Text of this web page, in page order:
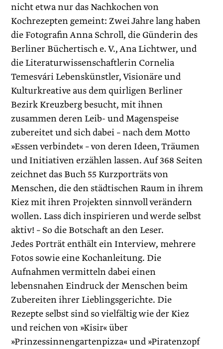
nicht etwa nur das Nachkochen von
Kochrezepten gemeint: Zwei Jahre lang haben
die Fotografin Anna Schroll, die Günderin des
Berliner Büchertisch e. V., Ana Lichtwer, und
die Literaturwissenschaftlerin Cornelia
Temesvári Lebenskünstler, Visionäre und
Kulturkreative aus dem quirligen Berliner
Bezirk Kreuzberg besucht, mit ihnen
zusammen deren Leib- und Magenspeise
zubereitet und sich dabei – nach dem Motto
»Essen verbindet« – von deren Ideen, Träumen
und Initiativen erzählen lassen. Auf 368 Seiten
zeichnet das Buch 55 Kurzporträts von
Menschen, die den städtischen Raum in ihrem
Kiez mit ihren Projekten sinnvoll verändern
wollen. Lass dich inspirieren und werde selbst
aktiv! – So die Botschaft an den Leser.
Jedes Porträt enthält ein Interview, mehrere
Fotos sowie eine Kochanleitung. Die
Aufnahmen vermitteln dabei einen
lebensnahen Eindruck der Menschen beim
Zubereiten ihrer Lieblingsgerichte. Die
Rezepte selbst sind so vielfältig wie der Kiez
und reichen von »Kisir« über
»Prinzessinnengartenpizza« und »Piratenzopf